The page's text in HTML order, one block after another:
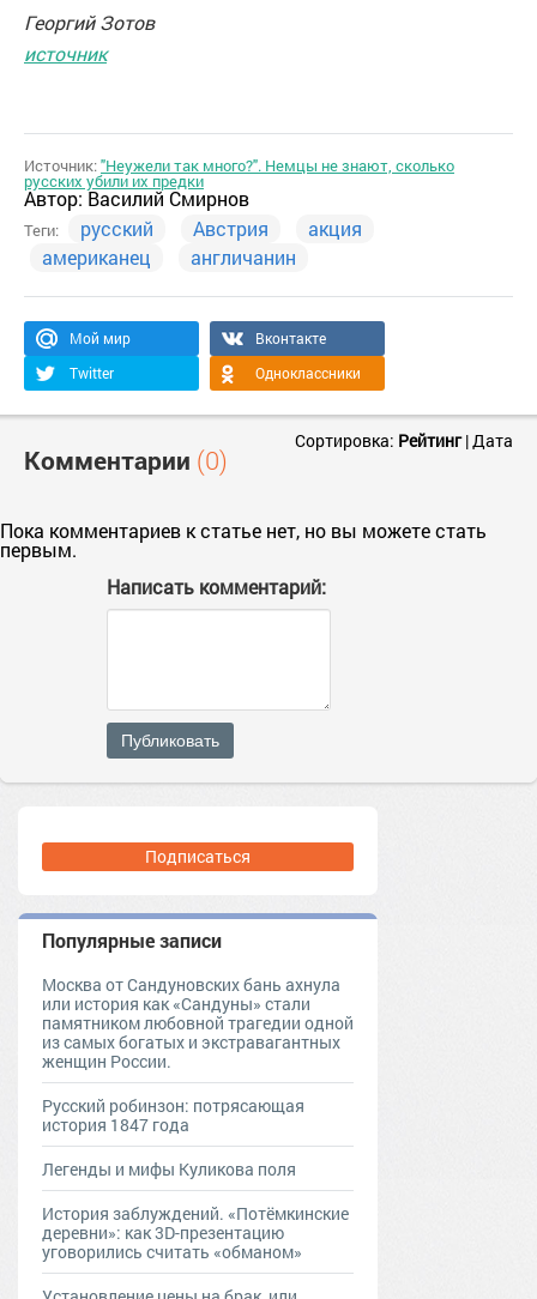
Георгий Зотов
источник
Источник:"Неужели так много?". Немцы не знают, сколько
русских убили их предки
Автор:Василий Смирнов
Теги: русский Австрия
акция
американец
англичанин
Мой мир
Вконтакте
Twitter
Одноклассники
Комментарии (0)
Сортировка: Рейтинг|Дата
Пока комментариев к статье нет, но вы можете стать
первым.
Написать комментарий:
Публиковать
Подписаться
Популярные записи
Москва от Сандуновских бань ахнула
или история как «Сандуны» стали
памятником любовной трагедии одной
из самых богатых и экстравагантных
женщин России.
Русский робинзон: потрясающая
история 1847 года
Легенды и мифы Куликова поля
История заблуждений. «Потёмкинские
деревни»: как 3D-презентацию
уговорились считать «обманом»